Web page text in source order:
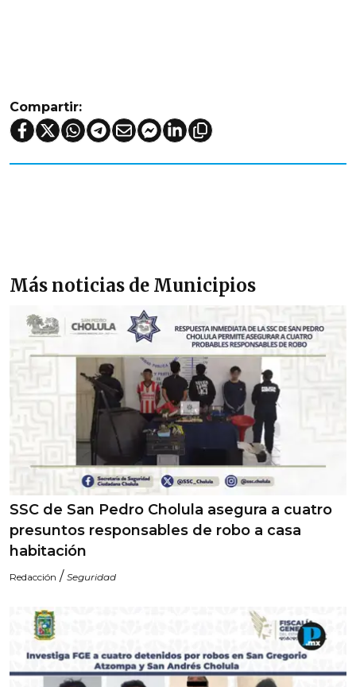
Compartir:
Más noticias de Municipios
SSC de San Pedro Cholula asegura a cuatro
presuntos responsables de robo a casa
habitación
Redacción / Seguridad